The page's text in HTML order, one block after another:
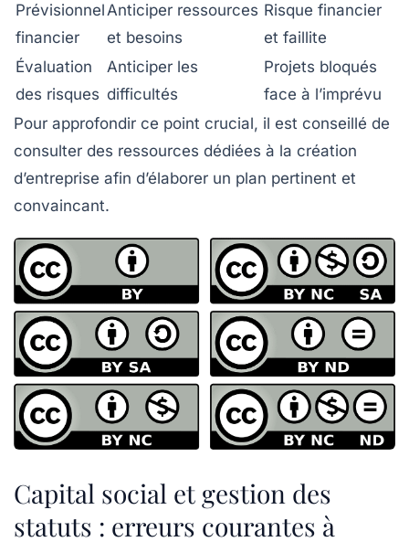
Prévisionnel
financier
Anticiper ressources
et besoins
Risque financier
et faillite
Évaluation
des risques
Anticiper les
difficultés
Projets bloqués
face à l’imprévu
Pour approfondir ce point crucial, il est conseillé de
consulter des ressources dédiées à la création
d’entreprise afin d’élaborer un plan pertinent et
convaincant.
Capital social et gestion des
statuts : erreurs courantes à